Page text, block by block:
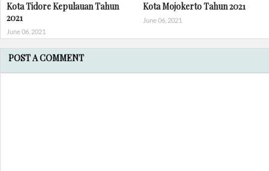
Kota Tidore Kepulauan Tahun
2021
June 06, 2021
Kota Mojokerto Tahun 2021
June 06, 2021
POST A COMMENT